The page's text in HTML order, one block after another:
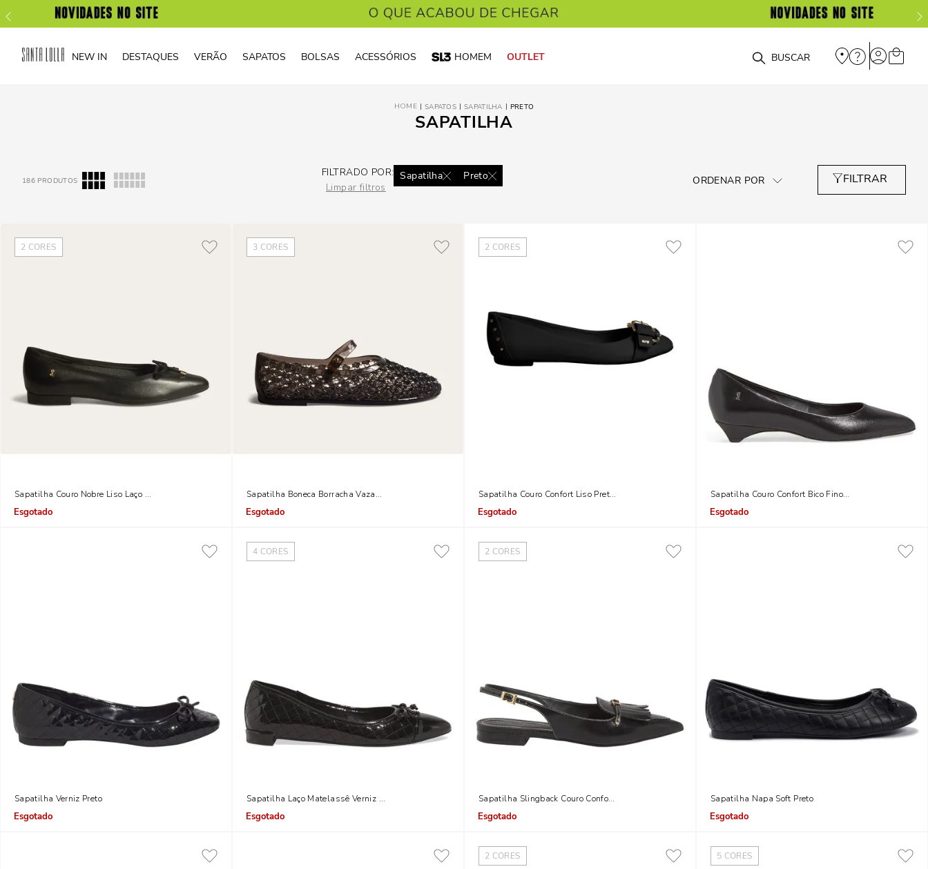
NEW IN DESTAQUES VERÃO SAPATOS BOLSAS ACESSÓRIOS HOMEM OUTLET O que você está procurando?
SAPATOS SAPATILHA PRETO
SAPATILHA
186 PRODUTOS
FILTRADO POR:
Limpar filtros
Sapatilha Preto
2 CORES
Sapatilha Couro Nobre Liso Laço Preto
Indisponível
3 CORES
Sapatilha Boneca Borracha Vazado Preto Fumê
Indisponível
2 CORES
Sapatilha Couro Confort Liso Preto Fivela
Indisponível
Sapatilha Couro Confort Bico Fino Preta
Indisponível
Sapatilha Verniz Preto
Indisponível
4 CORES
Sapatilha Laço Matelassê Verniz Anzeli Preta
Indisponível
2 CORES
Sapatilha Slingback Couro Confort Preto Bico Fino
Indisponível
Sapatilha Napa Soft Preto
Indisponível
2 CORES 5 CORES